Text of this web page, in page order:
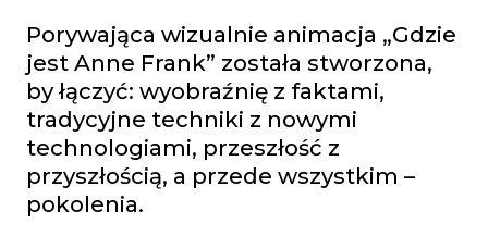
Porywająca wizualnie animacja „Gdzie
jest Anne Frank” została stworzona,
by łączyć: wyobraźnię z faktami,
tradycyjne techniki z nowymi
technologiami, przeszłość z
przyszłością, a przede wszystkim –
pokolenia.